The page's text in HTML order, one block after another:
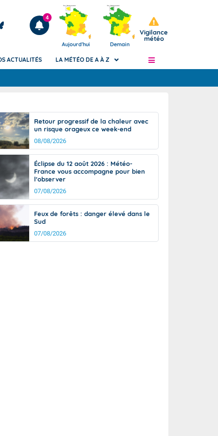
Articles
4
Aujourd'hui Demain
Vigilance
météo
de
Phénomènes dangereux de J+2 à J+7
Avertissement pluies intenses à l'échelle
des communes (Apic)
Bulletins Marine
Bulletins d'estimation du risque
d'avalanche
Météo des forêts
Vigicrues
ACTUALITÉS LA MÉTÉO DE A À Z
Retour progressif de la chaleur avec
un risque orageux ce week-end
08/08/2026
Éclipse du 12 août 2026 : Météo-
France vous accompagne pour bien
l'observer
07/08/2026
Feux de forêts : danger élevé dans le
Sud
07/08/2026